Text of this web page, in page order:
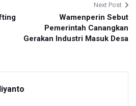
Next Post
Wamenperin Sebut
Pemerintah Canangkan
Gerakan Industri Masuk Desa